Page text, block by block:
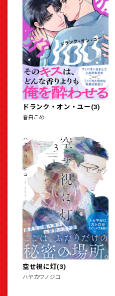
ドランク・オン・ユー(3)
春白こめ
空せ視に灯(3)
ハヤカワノジコ